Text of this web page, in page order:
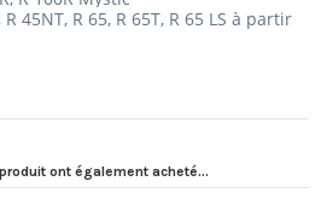
R 45NT, R 65, R 65T, R 65 LS à partir
ont également acheté...